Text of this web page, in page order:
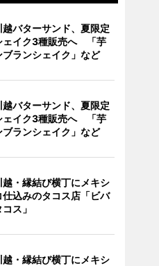
越バターサンド、夏限定
ェイク3種販売へ 「芋
ブランシェイク」など
越バターサンド、夏限定
ェイク3種販売へ 「芋
ブランシェイク」など
越・縁結び横丁にメキシ
仕込みのタコス店「ビバ
コス」
越・縁結び横丁にメキシ